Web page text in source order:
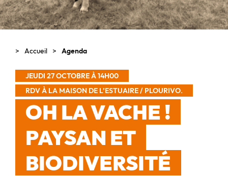
Accueil Agenda
JEUDI 27 OCTOBRE À 14H00
RDV À LA MAISON DE L’ESTUAIRE / PLOURIVO.
OH LA VACHE !
PAYSAN ET
BIODIVERSITÉ